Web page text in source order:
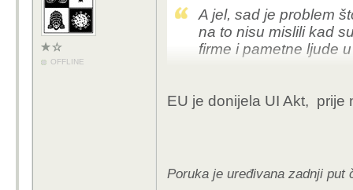
OFFLINE
A jel, sad je problem
na to nisu mislili kad
firme i pametne ljude
EU je donijela UI Akt,
Poruka je uređivana zadnji put